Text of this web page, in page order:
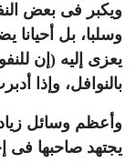
ويكبر فى بعض
وسلبا، بل
يعزى إليه (إن
بالنوافل، وإذا
وأعظم وسائل
يجتهد صاحبها فى